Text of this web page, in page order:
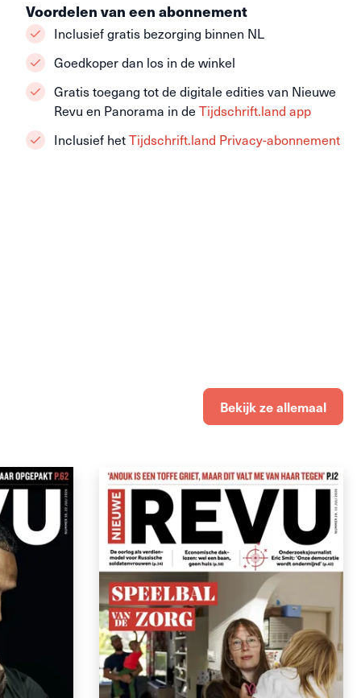
Voordelen van een abonnement
Inclusief gratis bezorging binnen NL
Goedkoper dan los in de winkel
Gratis toegang tot de digitale edities van Nieuwe
Revu en Panorama in de Tijdschrift.land app
Inclusief hetTijdschrift.land Privacy-abonnement
Bekijk ze allemaal